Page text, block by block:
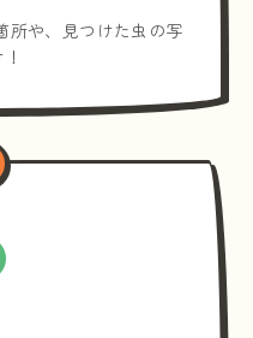
所や、見つけた虫の写